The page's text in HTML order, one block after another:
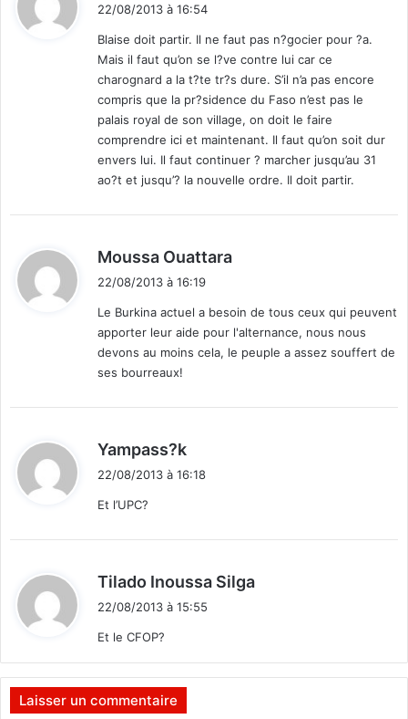
:
22/08/2013 à 16:54
Blaise doit partir. Il ne faut pas n?gocier pour ?a.
Mais il faut qu’on se l?ve contre lui car ce
charognard a la t?te tr?s dure. S’il n’a pas encore
compris que la pr?sidence du Faso n’est pas le
palais royal de son village, on doit le faire
comprendre ici et maintenant. Il faut qu’on soit dur
envers lui. Il faut continuer ? marcher jusqu’au 31
ao?t et jusqu’? la nouvelle ordre. Il doit partir.
Moussa Ouattara
:
22/08/2013 à 16:19
Le Burkina actuel a besoin de tous ceux qui peuvent
apporter leur aide pour l'alternance, nous nous
devons au moins cela, le peuple a assez souffert de
ses bourreaux!
Yampass?k
22/08/2013 à 16:18
Et l’UPC?
Tilado Inoussa Silga
:
22/08/2013 à 15:55
Et le CFOP?
Laisser un commentaire